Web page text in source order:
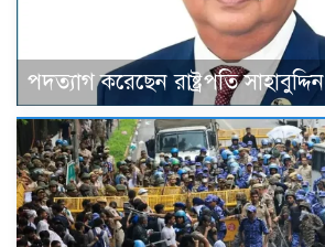
পদত্যাগ করেছেন রাষ্ট্রপতি সাহাবুদ্দিন